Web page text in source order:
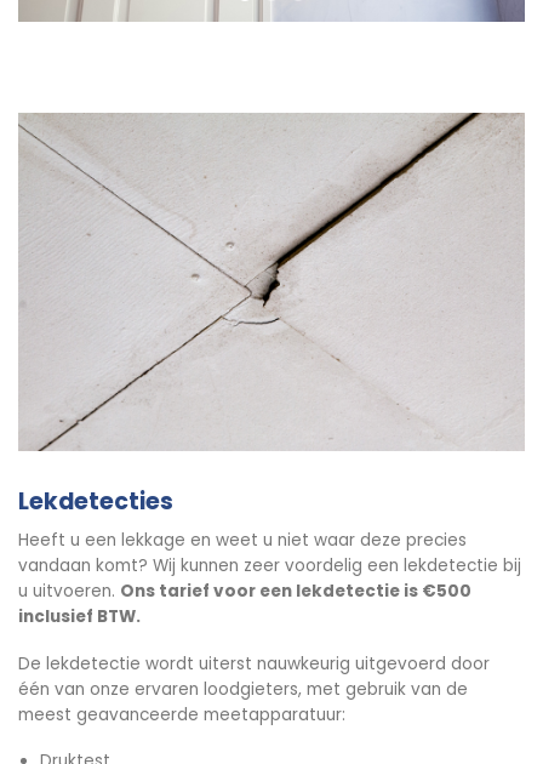
Lekdetecties
Heeft u een lekkage en weet u niet waar deze precies
vandaan komt? Wij kunnen zeer voordelig een lekdetectie bij
u uitvoeren. Ons tarief voor een lekdetectie is €500
inclusief BTW.
De lekdetectie wordt uiterst nauwkeurig uitgevoerd door
één van onze ervaren loodgieters, met gebruik van de
meest geavanceerde meetapparatuur: